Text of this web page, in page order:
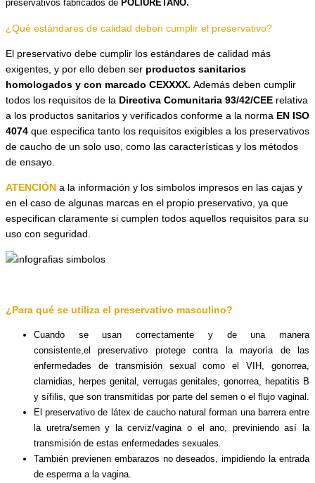
preservativos fabricados de POLIURETANO.
¿Qué estándares de calidad deben cumplir el preservativo?
El preservativo debe cumplir los estándares de calidad más
exigentes, y por ello deben ser productos sanitarios
homologados y con marcado CEXXXX. Además deben cumplir
todos los requisitos de la Directiva Comunitaria 93/42/CEE relativa
a los productos sanitarios y verificados conforme a la norma EN ISO
4074 que especifica tanto los requisitos exigibles a los preservativos
de caucho de un solo uso, como las características y los métodos
de ensayo.
ATENCIÓN a la información y los simbolos impresos en las cajas y
en el caso de algunas marcas en el propio preservativo, ya que
especifican claramente si cumplen todos aquellos requisitos para su
uso con seguridad.
¿Para qué se utiliza el preservativo masculino?
Cuando se usan correctamente y de una manera
consistente,el preservativo protege contra la mayoría de las
enfermedades de transmisión sexual como el VIH, gonorrea,
clamidias, herpes genital, verrugas genitales, gonorrea, hepatitis B
y sífilis, que son transmitidas por parte del semen o el flujo vaginal.
El preservativo de látex de caucho natural forman una barrera entre
la uretra/semen y la cerviz/vagina o el ano, previniendo así la
transmisión de estas enfermedades sexuales.
También previenen embarazos no deseados, impidiendo la entrada
de esperma a la vagina.